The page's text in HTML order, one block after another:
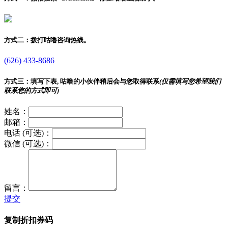
方式二： 拨打咕噜咨询热线。
(626) 433-8686
方式三： 填写下表, 咕噜的小伙伴稍后会与您取得联系(仅需填写您希望我们
联系您的方式即可)
姓名：
邮箱：
电话 (可选)：
微信 (可选)：
留言：
提交
复制折扣券码